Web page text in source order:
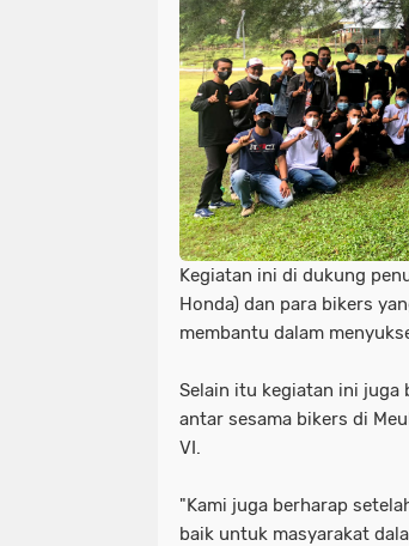
Kegiatan ini di dukung
Honda) dan para bikers
membantu dalam
Selain itu kegiatan ini
antar sesama bikers di
VI.
"Kami juga berharap
baik untuk masyarakat